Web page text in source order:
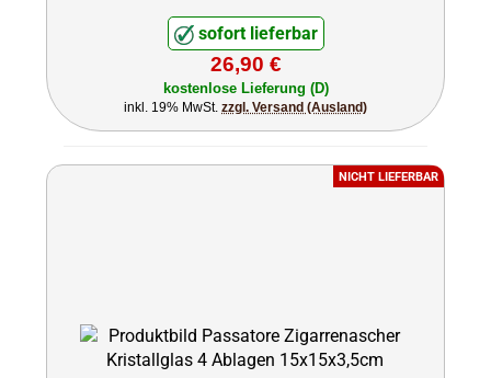
sofort lieferbar
26,90 €
kostenlose Lieferung (D)
inkl. 19% MwSt. zzgl. Versand (Ausland)
NICHT LIEFERBAR